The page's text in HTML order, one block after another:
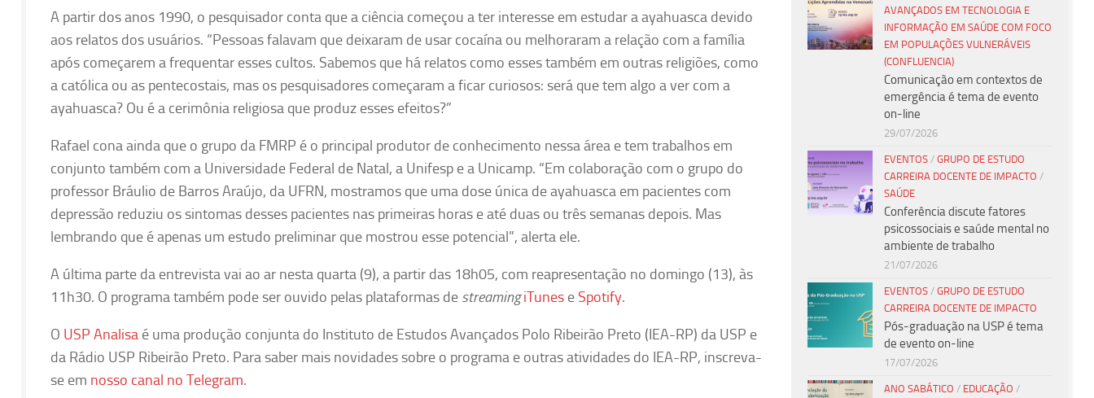
A partir dos anos 1990, o pesquisador conta que a ciência começou a ter interesse em estudar a ayahuasca devido
aos relatos dos usuários. “Pessoas falavam que deixaram de usar cocaína ou melhoraram a relação com a família
após começarem a frequentar esses cultos. Sabemos que há relatos como esses também em outras religiões, como
a católica ou as pentecostais, mas os pesquisadores começaram a ficar curiosos: será que tem algo a ver com a
ayahuasca? Ou é a cerimônia religiosa que produz esses efeitos?”
Rafael cona ainda que o grupo da FMRP é o principal produtor de conhecimento nessa área e tem trabalhos em
conjunto também com a Universidade Federal de Natal, a Unifesp e a Unicamp. “Em colaboração com o grupo do
professor Bráulio de Barros Araújo, da UFRN, mostramos que uma dose única de ayahuasca em pacientes com
depressão reduziu os sintomas desses pacientes nas primeiras horas e até duas ou três semanas depois. Mas
lembrando que é apenas um estudo preliminar que mostrou esse potencial”, alerta ele.
A última parte da entrevista vai ao ar nesta quarta (9), a partir das 18h05, com reapresentação no domingo (13), às
11h30. O programa também pode ser ouvido pelas plataformas de streaming iTunes e Spotify.
O USP Analisa é uma produção conjunta do Instituto de Estudos Avançados Polo Ribeirão Preto (IEA-RP) da USP e
da Rádio USP Ribeirão Preto. Para saber mais novidades sobre o programa e outras atividades do IEA-RP, inscreva-
se em nosso canal no Telegram.
AVANÇADOS EM TECNOLOGIA E
INFORMAÇÃO EM SAÚDE COM FOCO
EM POPULAÇÕES VULNERÁVEIS
(CONFLUENCIA)
Comunicação em contextos de
emergência é tema de evento
on-line
29/07/2026
EVENTOS / GRUPO DE ESTUDO
CARREIRA DOCENTE DE IMPACTO /
SAÚDE
Conferência discute fatores
psicossociais e saúde mental no
ambiente de trabalho
21/07/2026
EVENTOS / GRUPO DE ESTUDO
CARREIRA DOCENTE DE IMPACTO
Pós-graduação na USP é tema
de evento on-line
17/07/2026
ANO SABÁTICO / EDUCAÇÃO /